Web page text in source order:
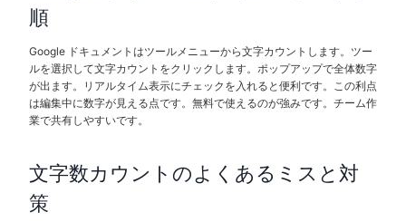
順
Google ドキュメントはツールメニューから文字カウントします。ツー
ルを選択して文字カウントをクリックします。ポップアップで全体数字
が出ます。リアルタイム表示にチェックを入れると便利です。この利点
は編集中に数字が見える点です。無料で使えるのが強みです。チーム作
業で共有しやすいです。
文字数カウントのよくあるミスと対
策